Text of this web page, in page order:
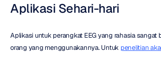
Aplikasi Sehari-hari
Aplikasi untuk perangkat EEG yang rahasia sangat
orang yang menggunakannya. Untuk penelitian